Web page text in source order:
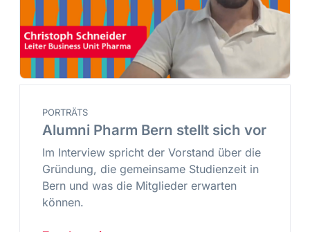
PORTRÄTS
Alumni Pharm Bern stellt sich vor
Im Interview spricht der Vorstand über die
Gründung, die gemeinsame Studienzeit in
Bern und was die Mitglieder erwarten
können.